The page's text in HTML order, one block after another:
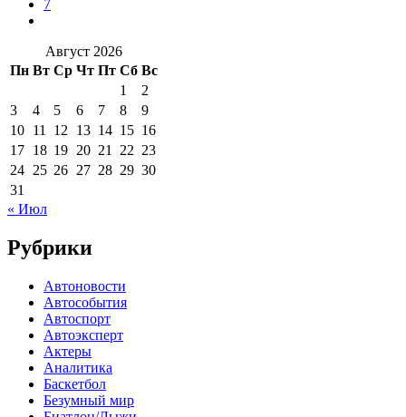
7
Август 2026
Пн Вт Ср Чт Пт Сб Вс
1
2
3
4 5 6 7 8
9
10 11 12 13 14 15 16
17 18 19 20 21 22 23
24 25 26 27 28 29 30
31
« Июл
Рубрики
Автоновости
Автособытия
Автоспорт
Автоэксперт
Актеры
Аналитика
Баскетбол
Безумный мир